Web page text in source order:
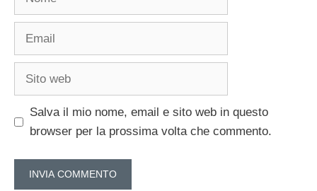
Email
Sito
Salva il mio nome, email e sito web in questo
browser per la prossima volta che commento.